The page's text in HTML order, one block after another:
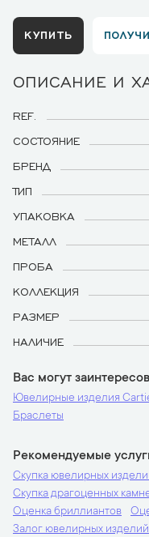
КУПИТЬ
ОПИСАНИЕ И
REF.
СОСТОЯНИЕ
БРЕНД
ТИП
УПАКОВКА
МЕТАЛЛ
ПРОБА
КОЛЛЕКЦИЯ
РАЗМЕР
НАЛИЧИЕ
Вас могут
Ювелирные изделия
Браслеты
Рекомендуемые
Скупка ювелирных
Скупка драгоценных
Оценка бриллиантов
Залог ювелирных изделий